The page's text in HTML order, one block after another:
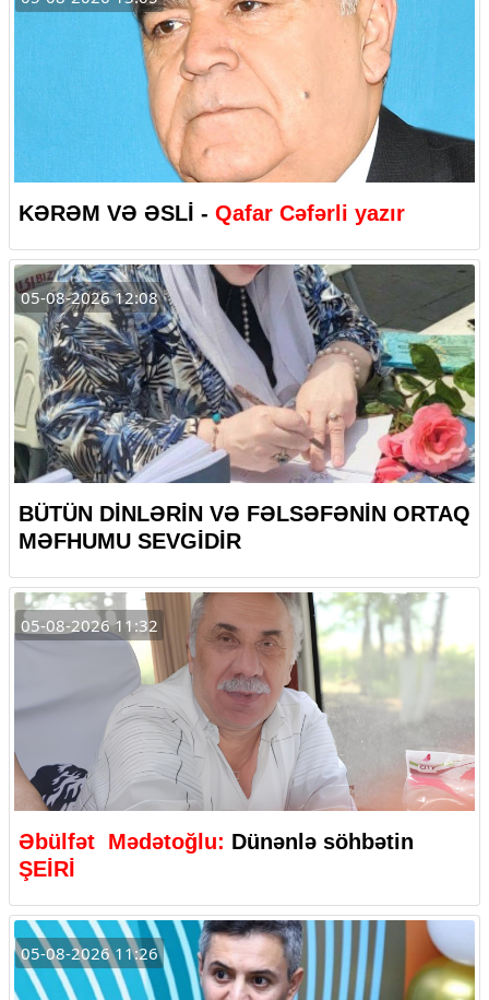
KƏRƏM VƏ ƏSLİ - Qafar Cəfərli yazır
05-08-2026 12:08
BÜTÜN DİNLƏRİN VƏ FƏLSƏFƏNİN ORTAQ
MƏFHUMU SEVGİDİR
05-08-2026 11:32
Əbülfət Mədətoğlu: Dünənlə söhbətin
ŞEİRİ
05-08-2026 11:26